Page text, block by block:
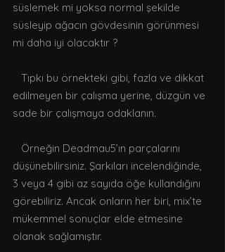
süslemek mi yoksa normal şekilde
süsleyip ağacın gövdesinin görünmesi
mi daha iyi olacaktır ?
edilmeyen bir çalışma yerine, düzgün ve
sade bir çalışmaya odaklanın.
düşünebilirsiniz. Şarkıları incelendiğinde,
3 veya 4 gibi az sayıda öğe kullandığını
görebiliriz. Ancak onların her biri, mix’te
mükemmel sonuçlar elde etmesine
olanak sağlamıştır.